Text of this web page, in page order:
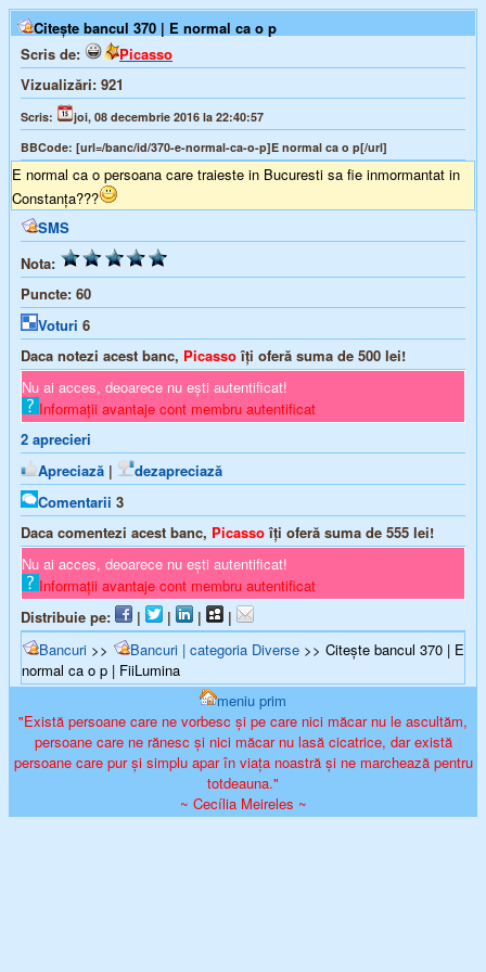
Citește bancul 370 | E normal ca o p
Scris de:
Picasso
Vizualizări: 921
Scris:
joi, 08 decembrie 2016 la 22:40:57
BBCode: [url=/banc/id/370-e-normal-ca-o-p]E normal ca o p[/url]
E normal ca o persoana care traieste in Bucuresti sa fie inmormantat in
Constanța???
SMS
Nota:
Puncte: 60
Voturi 6
Daca notezi acest banc, Picassoîți oferă suma de 500 lei!
Nu ai acces, deoarece nu ești autentificat!
Informații avantaje cont membru autentificat
2 aprecieri
Apreciază |
dezapreciază
Comentarii 3
Daca comentezi acest banc, Picassoîți oferă suma de 555 lei!
Nu ai acces, deoarece nu ești autentificat!
Informații avantaje cont membru autentificat
Distribuie pe:
| | |
|
Bancuri >> Bancuri | categoria Diverse >> Citește bancul 370 | E
normal ca o p | FiiLumina
meniu prim
"Există persoane care ne vorbesc și pe care nici măcar nu le ascultăm,
persoane care ne rănesc și nici măcar nu lasă cicatrice, dar există
persoane care pur și simplu apar în viața noastră și ne marchează pentru
totdeauna."
~ Cecília Meireles ~